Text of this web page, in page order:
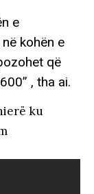
e
kohën e
që
, tha ai.
ku